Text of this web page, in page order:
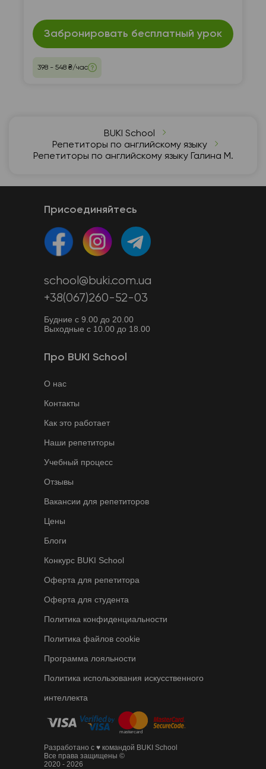
Забронировать бесплатный урок
398 - 548 ₴/час
BUKI School
Репетиторы по английскому языку
Репетиторы по английскому языку Галина М.
Присоединяйтесь
school@buki.com.ua
+38(067)260-52-03
Будние с 9.00 до 20.00
Выходные с 10.00 до 18.00
Про BUKI School
О нас
Контакты
Как это работает
Наши репетиторы
Учебный процесс
Отзывы
Вакансии для репетиторов
Цены
Блоги
Конкурс BUKI School
Оферта для репетитора
Оферта для студента
Политика конфиденциальности
Политика файлов cookie
Программа лояльности
Политика использования искусственного
интеллекта
Разработано с ♥ командой BUKI School
Все права защищены ©
2020 - 2026